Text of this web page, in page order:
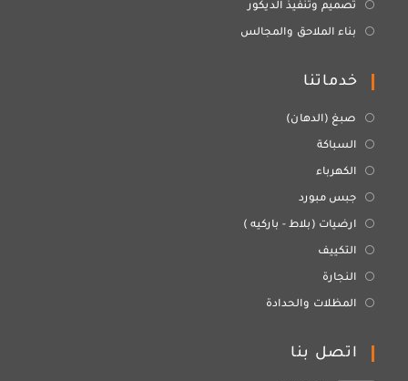
تصميم وتنفيذ الديكور
بناء الملاحق والمجالس
خدماتنا
صبغ (الدهان)
السباكة
الكهرباء
جبس مبورد
ارضيات (بلاط - باركيه )
التكييف
النجارة
المظلات والحدادة
اتصل بنا